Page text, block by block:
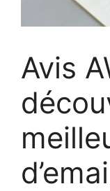
Avis